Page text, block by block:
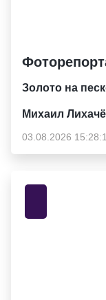
Золото на
Михаил
03.08.2026